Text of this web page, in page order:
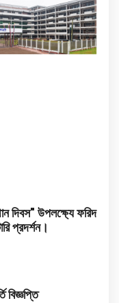
দিবস" উপলক্ষ্যে ফরিদ
প্রদর্শন।
বিজ্ঞপ্তি